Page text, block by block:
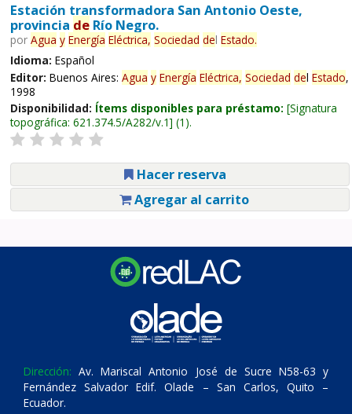
Estación transformadora San Antonio Oeste,
provincia deRío Negro.
por Agua y Energía Eléctrica, Sociedad del Estado.
Idioma: Español
Editor: Buenos Aires: Agua y Energía Eléctrica, Sociedad del Estado,
1998
Disponibilidad: Ítems disponibles para préstamo: Signatura
topográfica: 621.374.5/A282/v.1 (1).
Hacer reserva
Agregar al carrito
Dirección: Av. Mariscal Antonio José de Sucre N58-63 y
Fernández Salvador Edif. Olade – San Carlos, Quito –
Ecuador.